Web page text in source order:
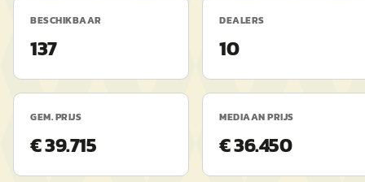
BESCHIKBAAR
137
DEALERS
10
GEM. PRIJS
€ 39.715
MEDIAAN PRIJS
€ 36.450